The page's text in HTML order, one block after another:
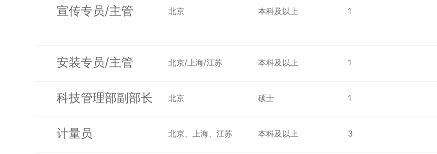
宣传专员/主管 北京 本科及以上 1
安装专员/主管 北京/上海/江苏 本科及以上 1
科技管理部副部长 北京 硕士 1
计量员 北京、上海、江苏 本科及以上 3